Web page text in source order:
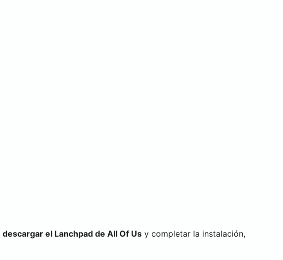
descargar el Lanchpad de All Of Us y completar la instalación,